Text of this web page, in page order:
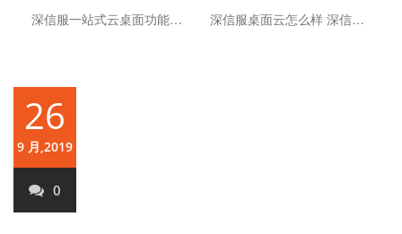
深信服一站式云桌面功能介绍
深信服桌面云怎么样 深信服云桌面优势
26
9 月,2019
0